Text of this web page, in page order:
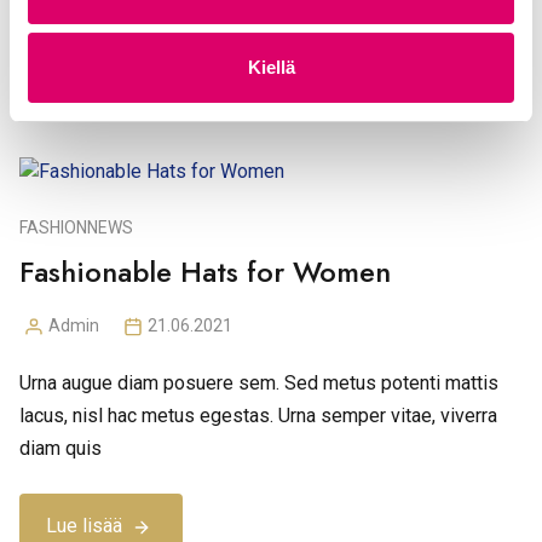
Kiellä
FASHION NEWS
Fashionable Hats for Women
Posted
Admin 21.06.2021
Urna augue diam posuere sem. Sed metus potenti mattis
lacus, nisl hac metus egestas. Urna semper vitae, viverra
diam quis
Lue lisää